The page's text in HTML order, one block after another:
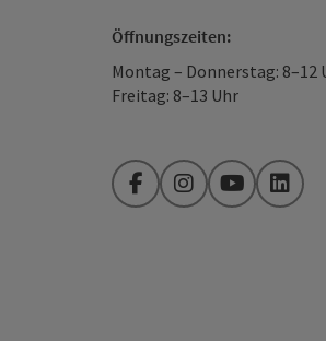
Öffnungszeiten:
Montag – Donnerstag: 8–12
Freitag: 8–13 Uhr
FacebookInstagramYouTube